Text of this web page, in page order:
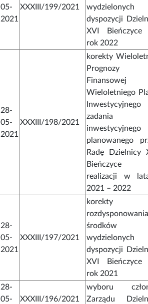
05-
2021
XXXIII/199/2021
wydzielonych
dyspozycji
XVI Bieńczyce
rok 2022
28-
05-
2021
XXXIII/198/2021
korekty
Prognozy
Wieloletniego
Inwestycyjnego
zadania
inwestycyjnego
planowanego
Radę Dzielnicy
Bieńczyce
realizacji w
2021 – 2022
28-
05-
2021
XXXIII/197/2021
korekty
środków
wydzielonych
dyspozycji
XVI Bieńczyce
rok 2021
28-
05-
XXXIII/196/2021
wyboru
Zarządu